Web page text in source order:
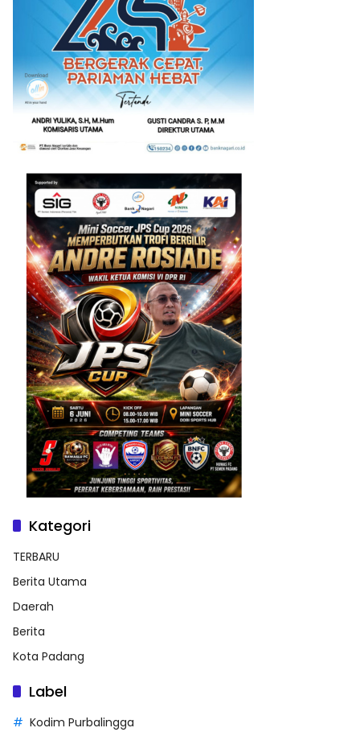
Kategori
TERBARU
Berita Utama
Daerah
Berita
Kota Padang
Label
Kodim Purbalingga